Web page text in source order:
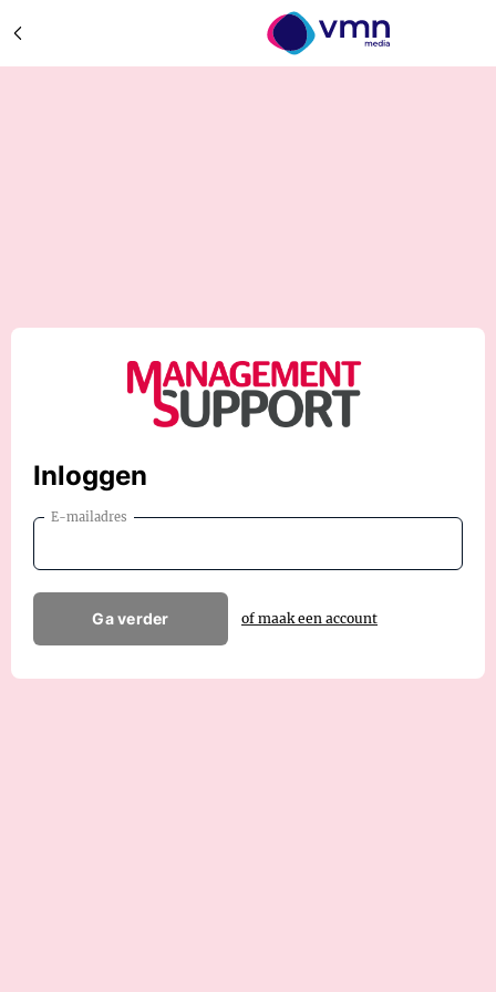
Inloggen
E-mailadres
Ga verder of maak een account